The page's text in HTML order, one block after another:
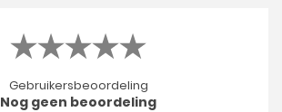
Gebruikersbeoordeling
Nog geen beoordeling